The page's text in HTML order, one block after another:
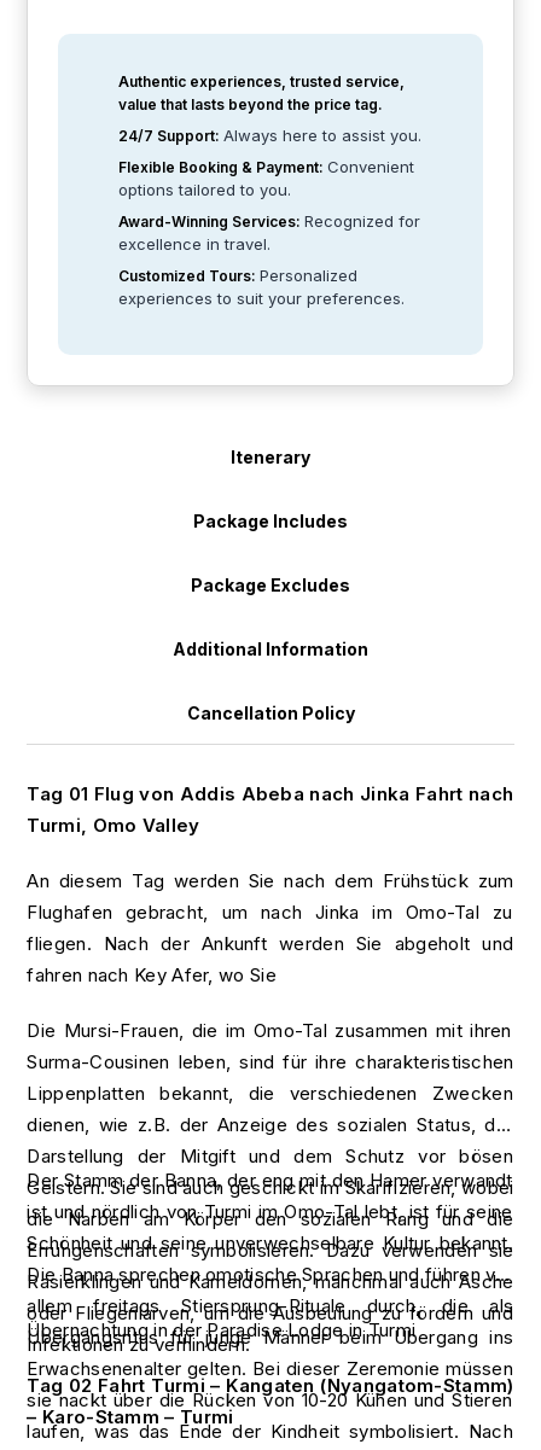
Authentic experiences, trusted service,
value that lasts beyond the price tag.
24/7 Support:Always here to assist you.
Flexible Booking & Payment:Convenient
options tailored to you.
Award-Winning Services:Recognized for
excellence in travel.
Customized Tours:Personalized
experiences to suit your preferences.
Itenerary
Package Includes
Package Excludes
Additional Information
Cancellation Policy
Tag 01 Flug von Addis Abeba nach Jinka Fahrt nach
Turmi, Omo Valley
An diesem Tag werden Sie nach dem Frühstück zum
Flughafen gebracht, um nach Jinka im Omo-Tal zu
fliegen. Nach der Ankunft werden Sie abgeholt und
fahren nach Key Afer, wo Sie
Die Mursi-Frauen, die im Omo-Tal zusammen mit ihren
Surma-Cousinen leben, sind für ihre charakteristischen
Lippenplatten bekannt, die verschiedenen Zwecken
dienen, wie z.B. der Anzeige des sozialen Status, der
Darstellung der Mitgift und dem Schutz vor bösen
Geistern. Sie sind auch geschickt im Skarifizieren, wobei
die Narben am Körper den sozialen Rang und die
Errungenschaften symbolisieren. Dazu verwenden sie
Rasierklingen und Kameldornen, manchmal auch Asche
oder Fliegenlarven, um die Ausbeulung zu fördern und
Infektionen zu verhindern.
Der Stamm der Banna, der eng mit den Hamer verwandt
ist und nördlich von Turmi im Omo-Tal lebt, ist für seine
Schönheit und seine unverwechselbare Kultur bekannt.
Die Banna sprechen omotische Sprachen und führen vor
allem freitags Stiersprung-Rituale durch, die als
Übergangsritus für junge Männer beim Übergang ins
Erwachsenenalter gelten. Bei dieser Zeremonie müssen
sie nackt über die Rücken von 10-20 Kühen und Stieren
laufen, was das Ende der Kindheit symbolisiert. Nach
Übernachtung in der Paradise Lodge in Turmi
Tag 02 Fahrt Turmi – Kangaten (Nyangatom-Stamm)
– Karo-Stamm – Turmi